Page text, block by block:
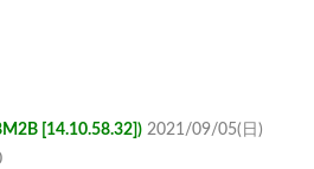
[14.10.58.32]) 2021/09/05(日)